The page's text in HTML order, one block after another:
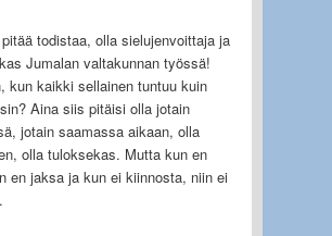
todistaa, olla sielujenvoittaja ja
Jumalan valtakunnan työssä!
kun kaikki sellainen tuntuu kuin
Aina siis pitäisi olla jotain
jotain saamassa aikaan, olla
olla tuloksekas. Mutta kun en
en jaksa ja kun ei kiinnosta, niin ei